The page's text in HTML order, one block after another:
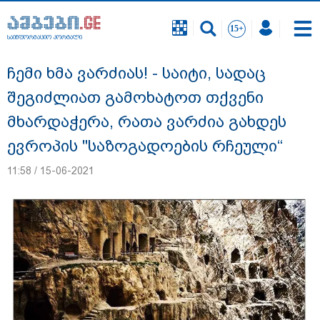
საინფორმაციო პორტალი
სასკოლო ფორმების ჩინეთიდან
საქართველოში მოწოდება სამ ეტაპად
მოხდება - დეტალები
საინფორმაციო პორტალი
ჩემი ხმა ვარძიას! - საიტი, სადაც
შეგიძლიათ გამოხატოთ თქვენი
მხარდაჭერა, რათა ვარძია გახდეს
ევროპის "საზოგადოების რჩეული“
11:58 / 15-06-2021